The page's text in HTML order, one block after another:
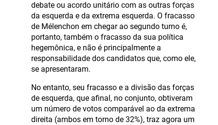
debate ou acordo unitário com as outras forças
da esquerda e da extrema esquerda. O fracasso
de Mélenchon em chegar ao segundo turno é,
portanto, também o fracasso da sua política
hegemônica, e não é principalmente a
responsabilidade dos candidatos que, como ele,
se apresentaram.
No entanto, seu fracasso e a divisão das forças
de esquerda, que afinal, no conjunto, obtiveram
um número de votos comparável ao da extrema
direita (ambos em torno de 32%), traz agora um